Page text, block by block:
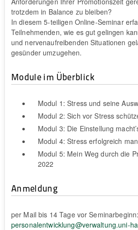
trotzdem in Balance zu bleiben?
In diesem 5-teiligen Online-Seminar
Teilnehmenden, wie es gut gelingen
und nervenaufreibenden Situationen
gesünder umzugehen.
Module im Überblick
Modul 1: Stress und seine
Modul 2: Sich vor Stress
Modul 3: Die Einstellung
Modul 4: Stress erfolgreich
Modul 5: Mein Weg durch die
2022
Anmeldung
per Mail bis 14 Tage vor Seminarbeginn:
personalentwicklung@verwaltung.uni-